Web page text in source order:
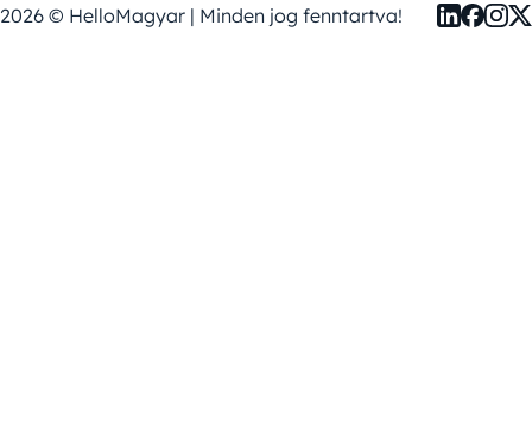
2026 © HelloMagyar | Minden jog fenntartva!